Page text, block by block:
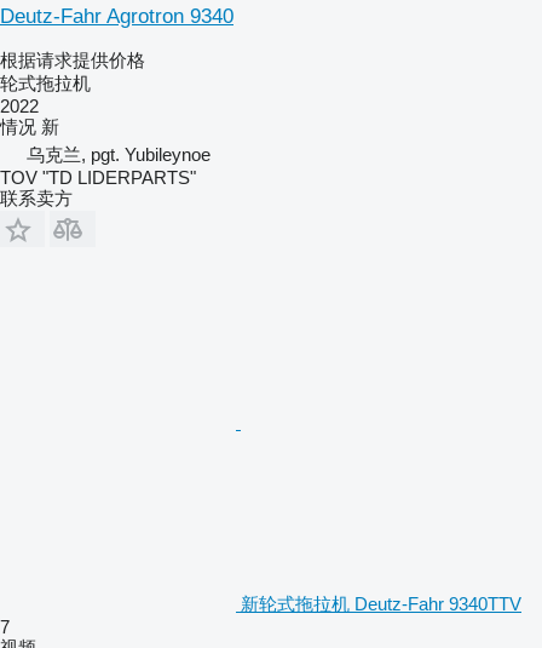
Deutz-Fahr Agrotron 9340
根据请求提供价格
轮式拖拉机
2022
情况 新
乌克兰, pgt. Yubileynoe
TOV "TD LIDERPARTS"
联系卖方
新轮式拖拉机 Deutz-Fahr 9340TTV
7